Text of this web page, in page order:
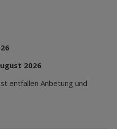
2026
entfallen Anbetung und